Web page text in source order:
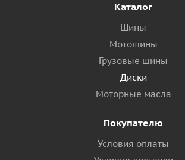
Каталог
Шины
Мотошины
Грузовые шины
Диски
Моторные масла
Покупателю
Условия оплаты